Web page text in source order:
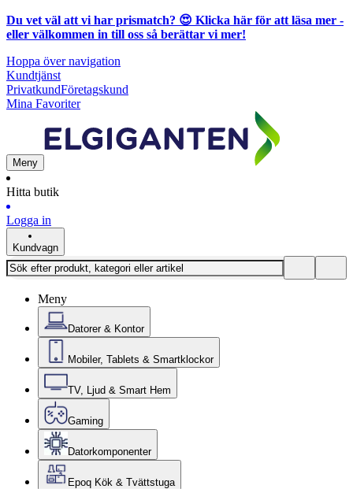
Du vet väl att vi har prismatch? 😍 Klicka här för att läsa mer -
eller välkommen in till oss så berättar vi mer!
Hoppa över navigation
Kundtjänst
PrivatkundFöretagskund
Mina Favoriter
Meny
Hitta butik
Logga in
Kundvagn
Meny
Datorer & Kontor
Mobiler, Tablets & Smartklockor
TV, Ljud & Smart Hem
Gaming
Datorkomponenter
Epoq Kök & Tvättstuga